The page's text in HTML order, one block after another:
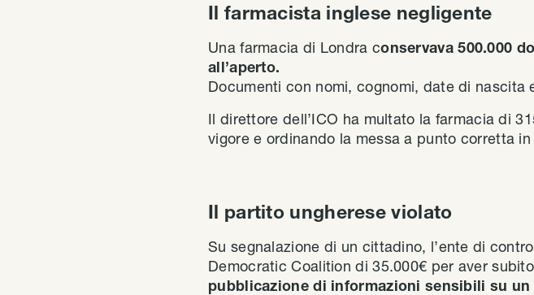
Il farmacista inglese negligente
Una farmacia di Londra conservava 500.000
all’aperto.
Documenti con nomi, cognomi, date di nascita
Il direttore dell’ICO ha multato la farmacia di
vigore e ordinando la messa a punto corretta
Il partito ungherese violato
Su segnalazione di un cittadino, l’ente di
Democratic Coalition di 35.000€ per aver
pubblicazione di informazioni sensibili su